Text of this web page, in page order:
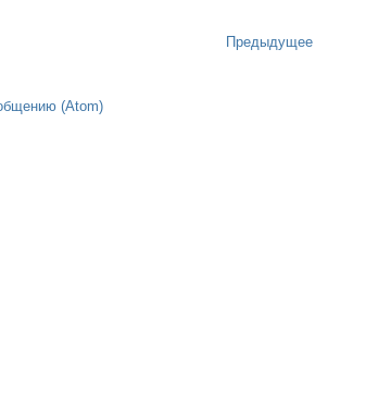
Предыдущее
(Atom)